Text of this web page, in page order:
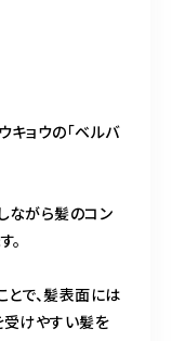
ョウの「ベルバ
ながら髪のコン
。
とで、髪表面には
受けやすい髪を